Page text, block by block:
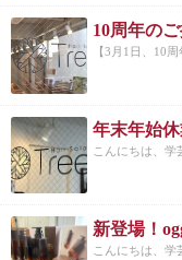
10周年の
【3月1日、10
年末年始
こんにちは、学
こんにちは、学